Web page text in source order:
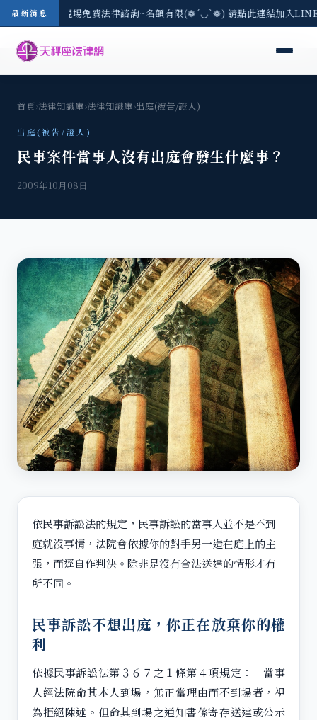
最新消息
地區-8/3(一) 現場免費法律諮詢~名額有限(❁´◡`❁) 請點此連結加入
首頁›法律知識庫›法律知識庫›出庭(被告/證人)
出庭(被告/證人)
民事案件當事人沒有出庭會發生什麼事？
2009年10月08日
依民事訴訟法的規定，民事訴訟的當事人並不是不到
庭就沒事情，法院會依據你的對手另一造在庭上的主
張，而逕自作判決。除非是沒有合法送達的情形才有
所不同。
民事訴訟不想出庭，你正在放棄你的權
利
依據民事訴訟法第３６７之１條第４項規定：「當事
人經法院命其本人到場，無正當理由而不到場者，視
為拒絕陳述。但命其到場之通知書係寄存送達或公示